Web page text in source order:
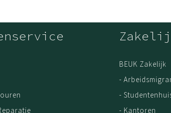
en een zacht pur opdek. (NEN -1335)
lendensteun.
BEUK Zakelijk
-
-
- Kantoren